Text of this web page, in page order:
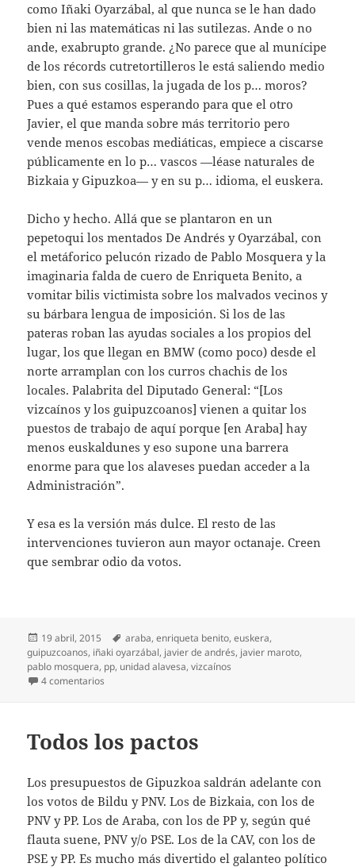
como Iñaki Oyarzábal, al que nunca se le han dado
bien ni las matemáticas ni las sutilezas. Ande o no
ande, exabrupto grande. ¿No parece que al munícipe
de los récords cutretortilleros le está saliendo medio
bien, con sus cosillas, la jugada de los p… moros?
Pues a qué estamos esperando para que el otro
Javier, el que manda sobre más territorio pero
vende menos escobas mediáticas, empiece a ciscarse
públicamente en lo p… vascos —léase naturales de
Bizkaia y Gipuzkoa— y en su p… idioma, el euskera.
Dicho y hecho. Allá que se plantaron en un
pepetoqui los mentados De Andrés y Oyarzábal, con
el metáforico pelucón rizado de Pablo Mosquera y la
imaginaria falda de cuero de Enriqueta Benito, a
vomitar bilis victimista sobre los malvados vecinos y
su bárbara lengua de imposición. Si los de las
pateras roban las ayudas sociales a los propios del
lugar, los que llegan en BMW (como poco) desde el
norte arramplan con los curros chachis de los
locales. Palabrita del Diputado General: “[Los
vizcaínos y los guipuzcoanos] vienen a quitar los
puestos de trabajo de aquí porque [en Araba] hay
menos euskaldunes y eso supone una barrera
enorme para que los alaveses puedan acceder a la
Administración”.
Y esa es la versión más dulce. El resto de las
intervenciones tuvieron aun mayor octanaje. Creen
que sembrar odio da votos.
Publicado
el
19 abril, 2015 Etiquetas
araba,enriqueta benito,euskera,
guipuzcoanos, iñaki oyarzábal, javier de andrés, javier maroto,
pablo mosquera, pp, unidad alavesa,vizcaínos
4 comentarios
Todos los pactos
Los presupuestos de Gipuzkoa saldrán adelante con
los votos de Bildu y PNV. Los de Bizkaia, con los de
PNV y PP. Los de Araba, con los de PP y, según qué
flauta suene, PNV y/o PSE. Los de la CAV, con los de
PSE y PP. Es mucho más divertido el galanteo político